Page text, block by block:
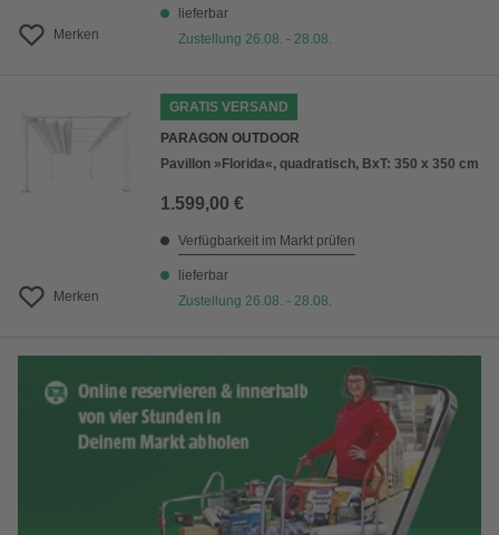
Merken
lieferbar
Zustellung 26.08. - 28.08.
Merken
GRATIS VERSAND
PARAGON OUTDOOR
Pavillon »Florida«, quadratisch, BxT: 350 x 350 cm
1.599,00 €
Verfügbarkeit im Markt prüfen
lieferbar
Zustellung 26.08. - 28.08.